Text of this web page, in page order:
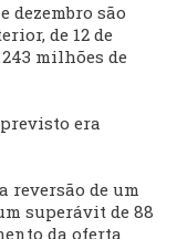
dezembro são
de 12 de
milhões de
era
reversão de um
superávit de 88
da oferta